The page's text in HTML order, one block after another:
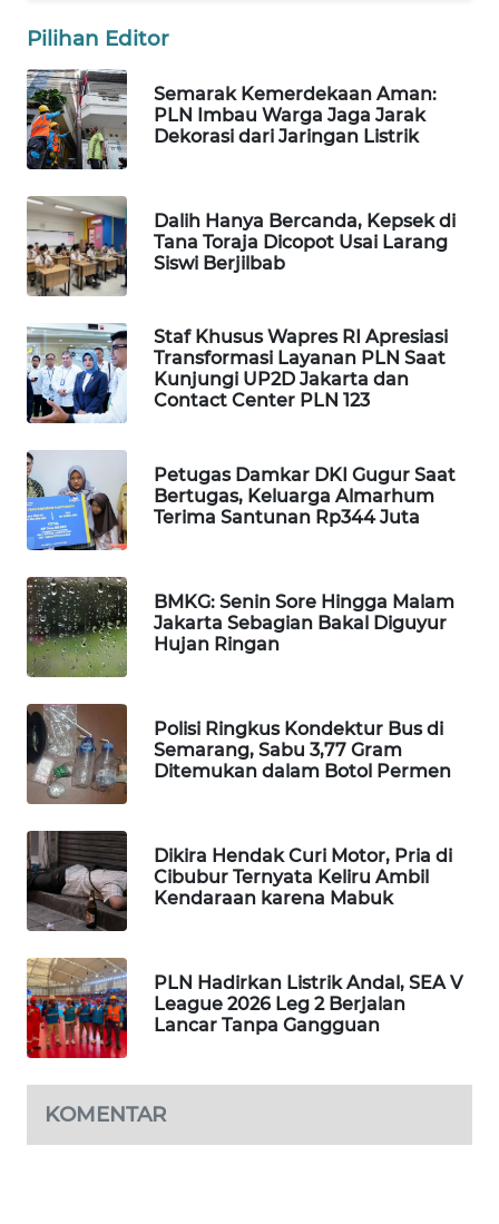
Pilihan Editor
Semarak Kemerdekaan Aman:
PLN Imbau Warga Jaga Jarak
Dekorasi dari Jaringan Listrik
Dalih Hanya Bercanda, Kepsek di
Tana Toraja Dicopot Usai Larang
Siswi Berjilbab
Staf Khusus Wapres RI Apresiasi
Transformasi Layanan PLN Saat
Kunjungi UP2D Jakarta dan
Contact Center PLN 123
Petugas Damkar DKI Gugur Saat
Bertugas, Keluarga Almarhum
Terima Santunan Rp344 Juta
BMKG: Senin Sore Hingga Malam
Jakarta Sebagian Bakal Diguyur
Hujan Ringan
Polisi Ringkus Kondektur Bus di
Semarang, Sabu 3,77 Gram
Ditemukan dalam Botol Permen
Dikira Hendak Curi Motor, Pria di
Cibubur Ternyata Keliru Ambil
Kendaraan karena Mabuk
PLN Hadirkan Listrik Andal, SEA V
League 2026 Leg 2 Berjalan
Lancar Tanpa Gangguan
KOMENTAR
Wahana
Media
Group
WAHANA
NEWS
WAHANA
TANI
WAHANA
WAHANA
INFRASTRUKTUR
WAHANA
KONSUMEN
WAHANA
LISTRIK
WAHANA
TRAVEL
TV
WAHANANEWS
ID
WAHANANEWS
CO ID
NET
WAHANA
SPORT
WAHANA